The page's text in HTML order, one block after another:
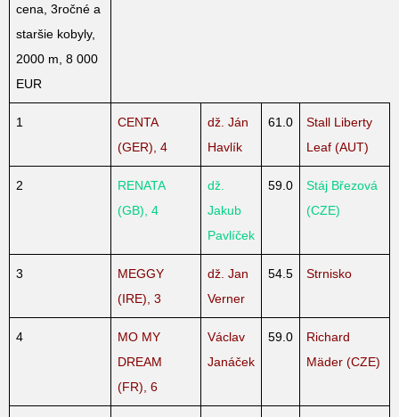
cena, 3ročné a
staršie kobyly,
2000 m, 8 000
EUR
1
CENTA
(GER), 4
dž. Ján
Havlík
61.0
Stall Liberty
Leaf (AUT)
2
RENATA
(GB), 4
dž.
Jakub
Pavlíček
59.0
Stáj Březová
(CZE)
3
MEGGY
(IRE), 3
dž. Jan
Verner
54.5 Strnisko
4
MO MY
DREAM
(FR), 6
Václav
Janáček
59.0
Richard
Mäder (CZE)